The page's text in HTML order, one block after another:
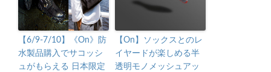
【6/9-7/10】《On》防
水製品購入でサコッシ
ュがもらえる 日本限定
【On】ソックスとのレ
イヤードが楽しめる半
透明モノメッシュアッ